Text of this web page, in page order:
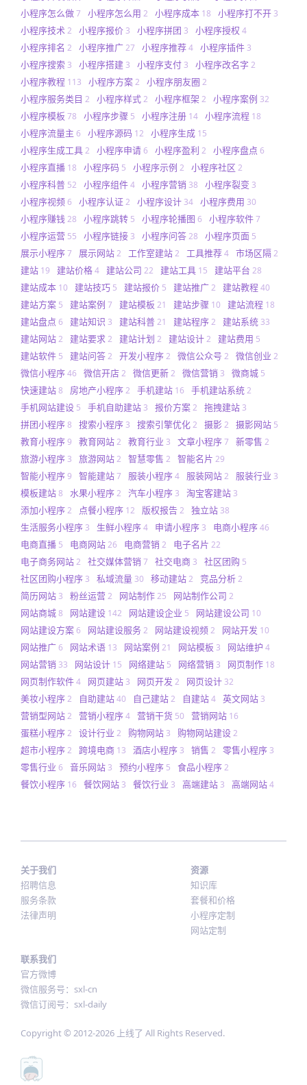
小程序怎么做7 小程序怎么用 2 小程序成本 18 小程序打不开 3
小程序技术2 小程序报价 3 小程序拼团 3 小程序授权 4
小程序排名 2 小程序推广27 小程序推荐4 小程序插件 3
小程序搜索 3 小程序搭建 3 小程序支付 3 小程序改名字 2
小程序教程 113 小程序方案2 小程序朋友圈 2
小程序服务类目 2 小程序样式2 小程序框架 2 小程序案例 32
小程序模板 78 小程序步骤 5 小程序注册 14 小程序流程 18
小程序流量主 6 小程序源码 12 小程序生成 15
小程序生成工具2 小程序申请6 小程序盈利 2 小程序盘点 6
小程序直播 18 小程序码 5 小程序示例 2 小程序社区 2
小程序科普 52 小程序组件4 小程序营销 38 小程序裂变 3
小程序视频6 小程序认证2 小程序设计 34 小程序费用 30
小程序赚钱28 小程序跳转 5 小程序轮播图 6 小程序软件7
小程序运营 55 小程序链接 3 小程序问答28 小程序页面 5
展示小程序7 展示网站2 工作室建站2 工具推荐4 市场区隔2
建站 19 建站价格4 建站公司 22 建站工具 15 建站平台 28
建站成本 10 建站技巧 5 建站报价 5 建站推广2 建站教程40
建站方案 5 建站案例 7 建站模板 21 建站步骤 10 建站流程 18
建站盘点 6 建站知识 3 建站科普21 建站程序2 建站系统 33
建站网站2 建站要求2 建站计划 2 建站设计2 建站费用 5
建站软件 5 建站问答2 开发小程序2 微信公众号 2 微信创业 2
微信小程序46 微信开店2 微信更新2 微信营销 3 微商城 5
快速建站8 房地产小程序2 手机建站 16 手机建站系统2
手机网站建设 5 手机自助建站 3 报价方案2 拖拽建站 3
拼团小程序8 搜索小程序 3 搜索引擎优化2 摄影2 摄影网站 5
教育小程序9 教育网站2 教育行业 3 文章小程序7 新零售 2
旅游小程序 3 旅游网站2 智慧零售 2 智能名片 29
智能小程序9 智能建站7 服装小程序4 服装网站2 服装行业 3
模板建站8 水果小程序2 汽车小程序 3 淘宝客建站 3
添加小程序2 点餐小程序 12 版权报告2 独立站 38
生活服务小程序 3 生鲜小程序4 申请小程序 3 电商小程序46
电商直播 5 电商网站26 电商营销 2 电子名片 22
电子商务网站2 社交媒体营销 7 社交电商 3 社区团购 5
社区团购小程序 3 私域流量 30 移动建站2 竞品分析2
简历网站 3 粉丝运营2 网站制作25 网站制作公司 2
网站商城8 网站建设 142 网站建设企业 5 网站建设公司 10
网站建设方案6 网站建设服务2 网站建设视频2 网站开发 10
网站推广6 网站术语 13 网站案例 21 网站模板 3 网站维护 4
网站营销 33 网站设计 15 网络建站 5 网络营销 3 网页制作 18
网页制作软件4 网页建站 3 网页开发 2 网页设计 32
美妆小程序2 自助建站40 自己建站2 自建站4 英文网站 3
营销型网站2 营销小程序4 营销干货 50 营销网站 16
蛋糕小程序2 设计行业 2 购物网站 3 购物网站建设2
超市小程序2 跨境电商 13 酒店小程序 3 销售 2 零售小程序 3
零售行业 6 音乐网站 3 预约小程序 5 食品小程序2
餐饮小程序 16 餐饮网站 3 餐饮行业 3 高端建站 3 高端网站4
关于我们
招聘信息
服务条款
法律声明
资源
知识库
套餐和价格
小程序定制
网站定制
联系我们
官方微博
微信服务号：sxl-cn
微信订阅号：sxl-daily
Copyright © 2012-2026 上线了 All Rights Reserved.